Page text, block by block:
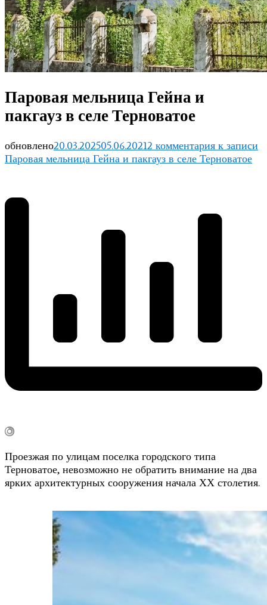
Паровая мельница Гейна и
пакгауз в селе Терноватое
обновлено20.03.202505.06.20212 комментария к записи
Паровая мельница Гейна и пакгауз в селе Терноватое
Проезжая по улицам поселка городского типа
Терноватое, невозможно не обратить внимание на два
ярких архитектурных сооружения начала ХХ столетия.